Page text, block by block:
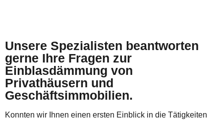
Unsere Spezialisten beantworten
gerne Ihre Fragen zur
Einblasdämmung von
Privathäusern und
Geschäftsimmobilien.
Konnten wir Ihnen einen ersten Einblick in die Tätigkeiten